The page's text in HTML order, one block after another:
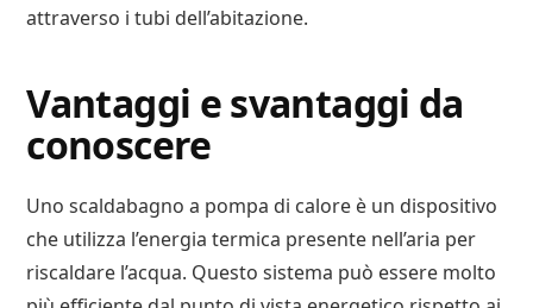
attraverso i tubi dell’abitazione.
Vantaggi e svantaggi da
conoscere
Uno scaldabagno a pompa di calore è un dispositivo
che utilizza l’energia termica presente nell’aria per
riscaldare l’acqua. Questo sistema può essere molto